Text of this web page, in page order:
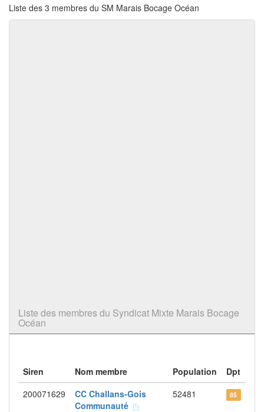
Liste des 3 membres du SM Marais Bocage Océan
Liste des membres du Syndicat Mixte Marais Bocage
Océan
Siren Nom membre Population
Dpt
200071629
CC Challans-Gois
Communauté
52481 85